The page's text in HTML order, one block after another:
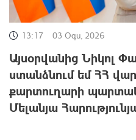
13:17 03 Օգս, 2026
Այսօրվանից Նիկոլ
ստանձնում եմ ՀՀ
քարտուղարի
Մելանյա